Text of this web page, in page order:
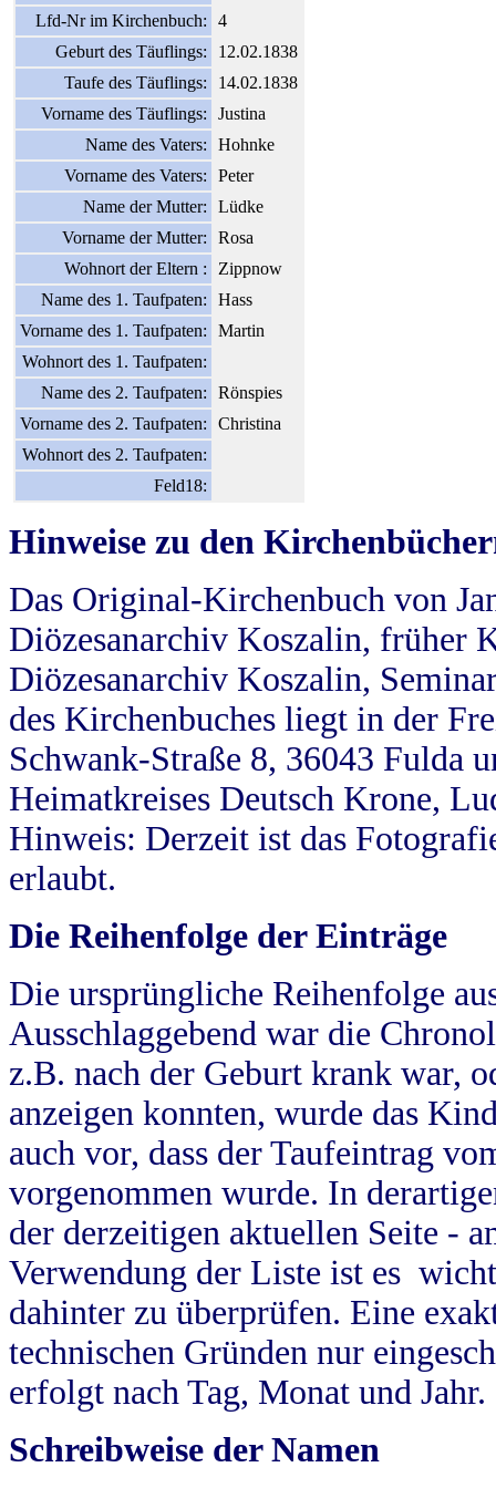
Lfd-Nr im Kirchenbuch:
4
Geburt des Täuflings:
12.02.1838
Taufe des Täuflings:
14.02.1838
Vorname des Täuflings:
Justina
Name des Vaters:
Hohnke
Vorname des Vaters:
Peter
Name der Mutter:
Lüdke
Vorname der Mutter:
Rosa
Wohnort der Eltern :
Zippnow
Name des 1. Taufpaten:
Hass
Vorname des 1. Taufpaten:
Martin
Wohnort des 1. Taufpaten:
Name des 2. Taufpaten:
Rönspies
Vorname des 2. Taufpaten:
Christina
Wohnort des 2. Taufpaten:
Feld18:
Hinweise zu den
Das Original-Kirchenbuch von
Diözesanarchiv Koszalin, früher
Diözesanarchiv Koszalin,
des Kirchenbuches liegt in der
Schwank-Straße 8, 36043 Fulda
Heimatkreises Deutsch Krone,
Hinweis: Derzeit ist das
erlaubt.
Die Reihenfolge der Einträge
Die ursprüngliche Reihenfolge
Ausschlaggebend war die
z.B. nach der Geburt krank war,
anzeigen konnten, wurde das
auch vor, dass der Taufeintrag
vorgenommen wurde. In
der derzeitigen aktuellen Seite -
Verwendung der Liste ist es
dahinter zu überprüfen. Eine
technischen Gründen nur
erfolgt nach Tag, Monat und Jahr.
Schreibweise der Namen